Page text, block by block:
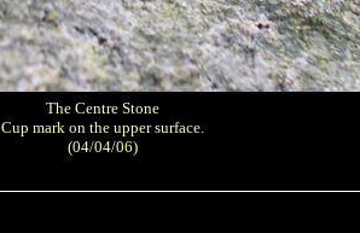
The Centre Stone
Cup mark on the upper surface.
(04/04/06)